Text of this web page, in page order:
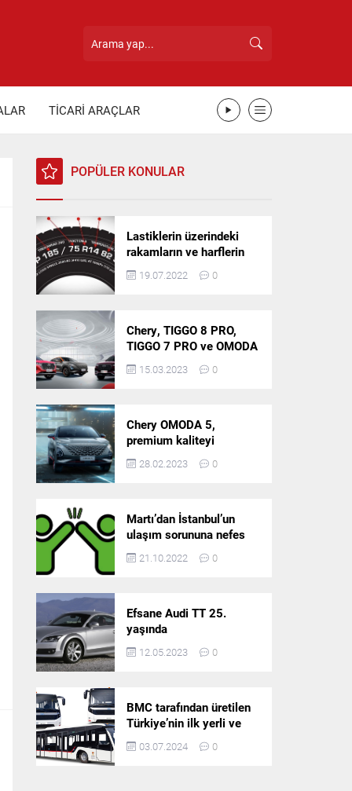
TİCARİ ARAÇLAR
POPÜLER KONULAR
Lastiklerin üzerindeki
rakamların ve harflerin
anlamı nedir?
19.07.2022 0
Chery, TIGGO 8 PRO,
TIGGO 7 PRO ve OMODA
5’in resmi olarak
satışlarına başlıyor!
15.03.2023 0
Chery OMODA 5,
premium kaliteyi
Türkiye’de sunmaya
hazırlanıyor
28.02.2023 0
Martı’dan İstanbul’un
ulaşım sorununa nefes
aldıracak yeni
platform: Tek Araçla
21.10.2022 0
Efsane Audi TT 25.
yaşında
12.05.2023 0
BMC tarafından üretilen
Türkiye’nin ilk yerli ve
milli apron otobüsü
Neoport’a yurt dışından
03.07.2024 0